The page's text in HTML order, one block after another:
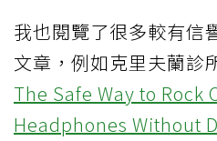
我也閱覽了很多較有信
文章，例如克里夫蘭診
The Safe Way to Rock
Headphones Without